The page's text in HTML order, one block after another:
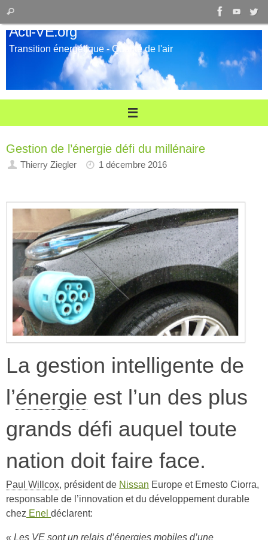
Passer
au
contenu
pour
:
Rechercher
Acti-VE.org
Transition énergétique - Qualité de l'air
Gestion de l’énergie défi du millénaire
Thierry Ziegler 1 décembre 2016
La gestion intelligente de
l’énergie est l’un des plus
grands défi auquel toute
nation doit faire face.
Paul Willcox, président de Nissan Europe et Ernesto Ciorra,
responsable de l’innovation et du développement durable
chez Enel déclarent:
« Les VE sont un relais d’énergies mobiles d’une